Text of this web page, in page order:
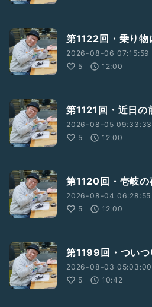
第1122回・乗り物
2026-08-06 07:15:59
5
12:00
第1121回・近日の
2026-08-05 09:33:33
5
12:00
第1120回・壱岐の
2026-08-04 06:28:55
5
12:00
第1199回・ついつ
2026-08-03 05:03:00
5
10:42